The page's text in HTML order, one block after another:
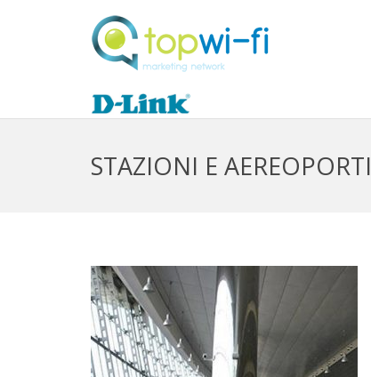
STAZIONI E AEREOPORTI